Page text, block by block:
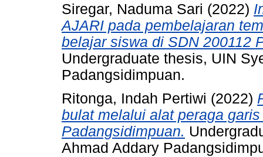
Siregar, Naduma Sari (2022)
AJARI pada pembelajaran
belajar siswa di SDN 200112
Undergraduate thesis, UIN
Padangsidimpuan.
Ritonga, Indah Pertiwi (2022)
bulat melalui alat peraga
Padangsidimpuan.
Ahmad Addary